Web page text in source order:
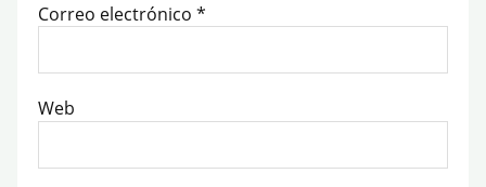
Correo electrónico*
Web